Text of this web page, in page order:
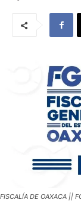
FISCALÍA DE OAXACA ||